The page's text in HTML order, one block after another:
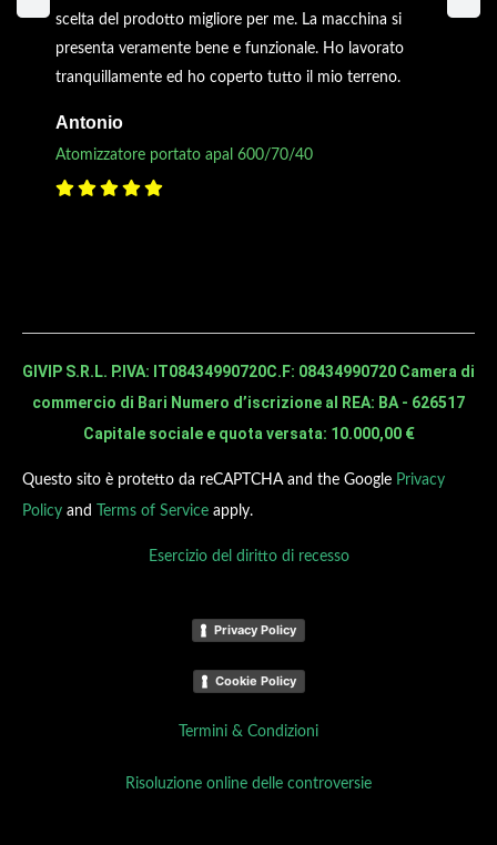
scelta del prodotto migliore per me. La macchina si
presenta veramente bene e funzionale. Ho lavorato
tranquillamente ed ho coperto tutto il mio terreno.
Antonio
Atomizzatore portato apal 600/70/40
GIVIP S.R.L. P.IVA: IT08434990720C.F: 08434990720 Camera di
commercio di Bari Numero d’iscrizione al REA: BA - 626517
Capitale sociale e quota versata: 10.000,00 €
Questo sito è protetto da reCAPTCHA and the Google Privacy
Policy and Terms of Service apply.
Esercizio del diritto di recesso
Privacy Policy
Cookie Policy
Termini & Condizioni
Risoluzione online delle controversie